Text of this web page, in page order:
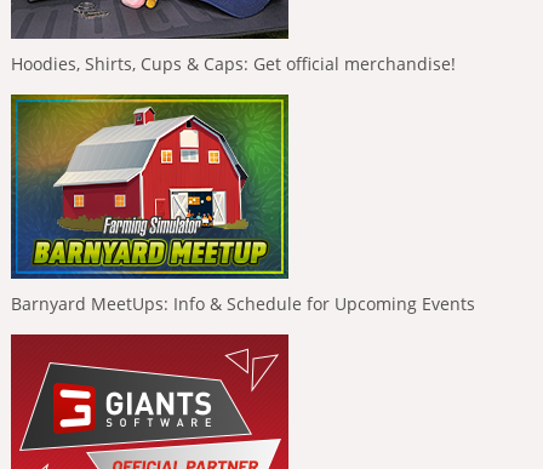
Hoodies, Shirts, Cups & Caps: Get official merchandise!
Barnyard MeetUps: Info & Schedule for Upcoming Events